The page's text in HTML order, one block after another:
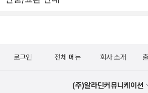
량식, 천두식, 밀량평정식으로 나뉘며 대량
가옥의 구조다. 그중에 대량식이 가장 널리
유행했지만, 이들 지역의 사원과 중요한 건축
로그인 전체 메뉴 회사 소개
(주)알라딘커뮤니케이션